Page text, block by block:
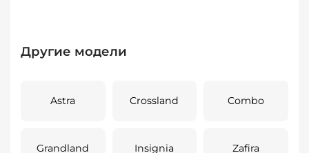
Другие модели
Astra Crossland Combo
Grandland Insignia Zafira